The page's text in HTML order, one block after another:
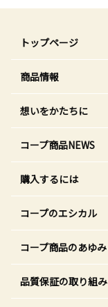
トップページ
商品情報
想いをかたちに
コープ商品NEWS
購入するには
コープのエシカル
コープ商品のあゆみ
品質保証の取り組み